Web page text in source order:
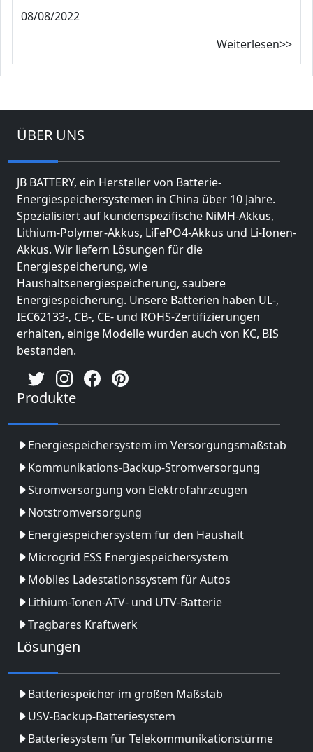
08/08/2022
Weiterlesen>>
ÜBER UNS
JB BATTERY, ein Hersteller von Batterie-
Energiespeichersystemen in China über 10 Jahre.
Spezialisiert auf kundenspezifische NiMH-Akkus,
Lithium-Polymer-Akkus, LiFePO4-Akkus und Li-Ionen-
Akkus. Wir liefern Lösungen für die
Energiespeicherung, wie
Haushaltsenergiespeicherung, saubere
Energiespeicherung. Unsere Batterien haben UL-,
IEC62133-, CB-, CE- und ROHS-Zertifizierungen
erhalten, einige Modelle wurden auch von KC, BIS
bestanden.
Produkte
Energiespeichersystem im Versorgungsmaßstab
Kommunikations-Backup-Stromversorgung
Stromversorgung von Elektrofahrzeugen
Notstromversorgung
Energiespeichersystem für den Haushalt
Microgrid ESS Energiespeichersystem
Mobiles Ladestationssystem für Autos
Lithium-Ionen-ATV- und UTV-Batterie
Tragbares Kraftwerk
Lösungen
Batteriespeicher im großen Maßstab
USV-Backup-Batteriesystem
Batteriesystem für Telekommunikationstürme